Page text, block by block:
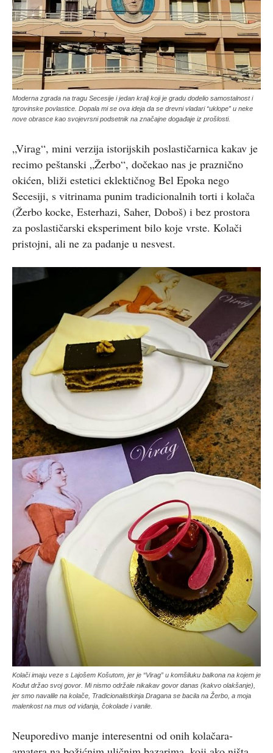
Moderna zgrada na tragu Secesije i jedan kralj koji je gradu dodelio samostalnost i
tgrovinske povlastice. Dopala mi se ova ideja da se drevni vladari “uklope” u neke
nove obrasce kao svojevrsni podsetnik na značajne događaje iz prošlosti.
„Virag“, mini verzija istorijskih poslastičarnica kakav je
recimo peštanski „Žerbo“, dočekao nas je praznično
okićen, bliži estetici eklektičnog Bel Epoka nego
Secesiji, s vitrinama punim tradicionalnih torti i kolača
(Žerbo kocke, Esterhazi, Saher, Doboš) i bez prostora
za poslastičarski eksperiment bilo koje vrste. Kolači
pristojni, ali ne za padanje u nesvest.
Kolači imaju veze s Lajošem Košutom, jer je “Virag” u komšiluku balkona na kojem je
Kođut držao svoj govor. Mi nismo održale nikakav govor danas (kakvo olakšanje),
jer smo navalile na kolače, Tradicionalistkinja Dragana se bacila na Žerbo, a moja
malenkost na mus od viđanja, čokolade i vanile.
Neuporedivo manje interesentni od onih kolačara-